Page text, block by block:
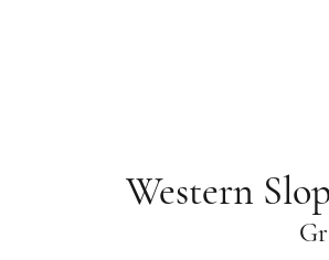
Western